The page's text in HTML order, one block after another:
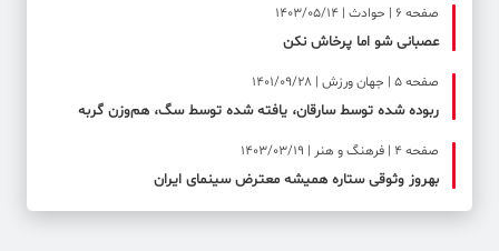
صفحه ۶ | حوادث | 1403/05/14
عصبانی شو اما پرخاش نکن
صفحه ۵ | جهان ورزش | 1401/09/28
ربوده شده توسط سارقان، یافته شده توسط سگ، هم‌وزن گربه
صفحه ۴ | فرهنگ و هنر | 1403/03/19
بهروز وثوقی ستاره همیشه معترض سینمای ایران